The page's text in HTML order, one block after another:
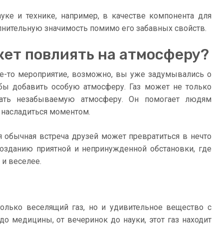
и технике, например, в качестве компонента для
значимость помимо его забавных свойств.
повлиять на атмосферу?
то мероприятие, возможно, вы уже задумывались о
добавить особую атмосферу. Газ может не только
незабываемую атмосферу. Он помогает людям
моментом.
встреча друзей может превратиться в нечто
приятной и непринужденной обстановки, где
веселее.
веселящий газ, но и удивительное вещество с
медицины, от вечеринок до науки, этот газ находит